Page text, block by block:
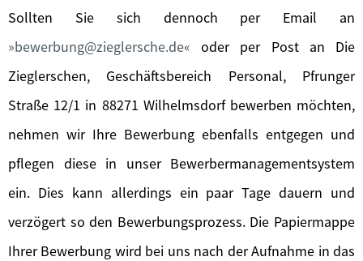
Sollten Sie sich dennoch per Email an
bewerbung@zieglersche.de
oder per Post an Die
Zieglerschen, Geschäftsbereich Personal, Pfrunger
Straße 12/1 in 88271 Wilhelmsdorf bewerben möchten,
nehmen wir Ihre Bewerbung ebenfalls entgegen und
pflegen diese in unser Bewerbermanagementsystem
ein. Dies kann allerdings ein paar Tage dauern und
verzögert so den Bewerbungsprozess. Die Papiermappe
Ihrer Bewerbung wird bei uns nach der Aufnahme in das